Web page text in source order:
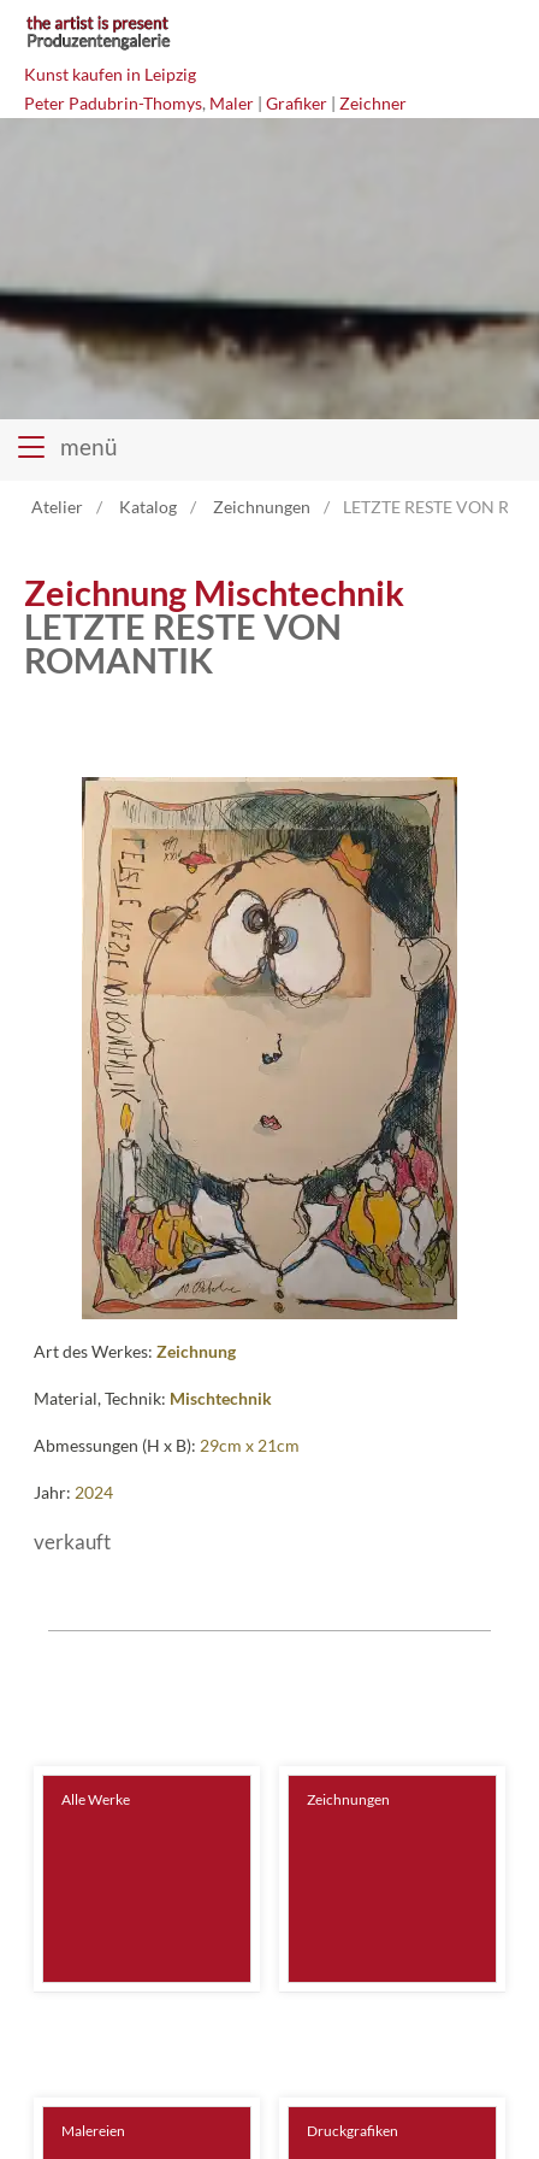
Kunst kaufen in Leipzig
Peter Padubrin-Thomys, Maler | Grafiker | Zeichner
menü
Atelier
Katalog
Vita
News
Kontakt
Atelier Katalog Zeichnungen LETZTE RESTE VON
Zeichnung Mischtechnik
LETZTE RESTE VON
ROMANTIK
Art des Werkes:Zeichnung
Material, Technik: Mischtechnik
Abmessungen (H x B): 29cm x 21cm
Jahr: 2024
verkauft
Alle Werke Zeichnungen
Malereien Druckgrafiken